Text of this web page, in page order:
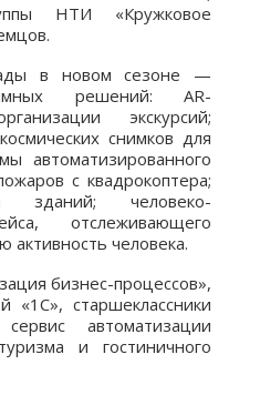
НТИ «Кружковое
в новом сезоне —
решений: AR-
экскурсий;
снимков для
автоматизированного
с квадрокоптера;
зданий; человеко-
отслеживающего
активность человека.
бизнес-процессов»,
«1С», старшеклассники
автоматизации
и гостиничного